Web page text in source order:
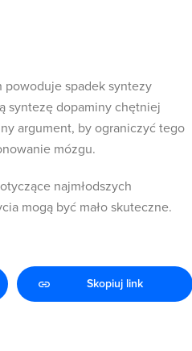
powoduje spadek syntezy
syntezę dopaminy chętniej
argument, by ograniczyć tego
mózgu.
najmłodszych
mogą być mało skuteczne.
Skopiuj link